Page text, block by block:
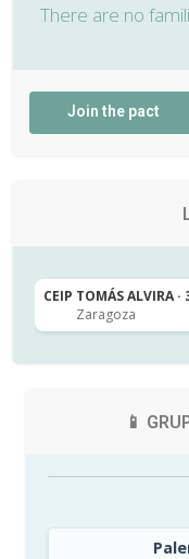
There are no
Join the pact
CEIP TOMÁS ALVIRA
Zaragoza
📱